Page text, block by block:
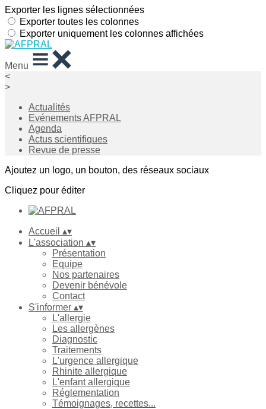
Exporter les lignes sélectionnées
Exporter toutes les colonnes
Exporter uniquement les colonnes affichées
Menu
<
>
Actualités
Evénements AFPRAL
Agenda
Actus scientifiques
Revue de presse
Ajoutez un logo, un bouton, des réseaux sociaux
Cliquez pour éditer
Accueil ▴▾
L'association ▴▾
Présentation
Equipe
Nos partenaires
Devenir bénévole
Contact
S'informer ▴▾
L'allergie
Les allergènes
Diagnostic
Traitements
L'urgence allergique
Rhinite allergique
L'enfant allergique
Réglementation
Témoignages, recettes...